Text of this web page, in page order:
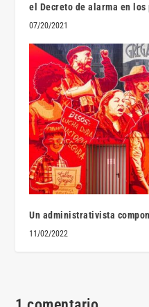
el Decreto de alarma en
07/20/2021
Un administrativista
11/02/2022